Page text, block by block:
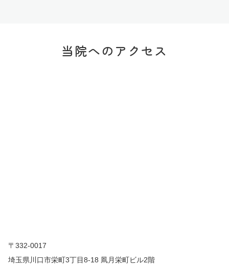
当院へのアクセス
〒332-0017
埼玉県川口市栄町3丁目8-18 凮月栄町ビル2階